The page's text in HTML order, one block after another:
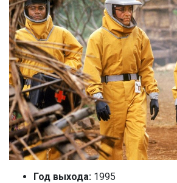
Год выхода: 1995